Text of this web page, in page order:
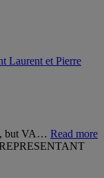
Laurent et Pierre
but VA… Read more